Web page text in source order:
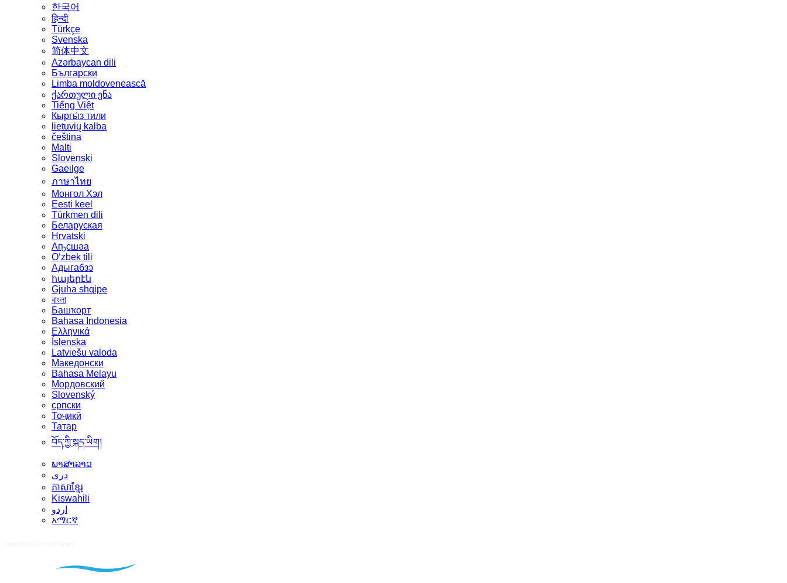
한국어
हिन्दी
Türkçe
Svenska
简体中文
Azərbaycan dili
Български
Limba moldovenească
ქართული ენა
Tiếng Việt
Кыргы́з тили
lietuvių kalba
čeština
Malti
Slovenski
Gaeilge
ภาษาไทย
Монгол Хэл
Eesti keel
Türkmen dili
Беларуская
Hrvatski
Аҧсшәа
Oʻzbek tili
Адыгабзэ
հայերէն
Gjuha shqipe
বাংলা
Башҡорт
Bahasa Indonesia
Ελληνικά
Íslenska
Latviešu valoda
Македонски
Bahasa Melayu
Мордовский
Slovenský
српски
Тоҷикӣ
Татар
བོད་ཀྱི་སྐད་ཡིག།
ພາສາລາວ
دری
ភាសាខ្មែរ
Kiswahili
اردو
አማርኛ